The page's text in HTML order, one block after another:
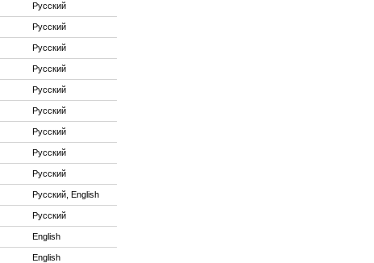
Русский
Русский
Русский
Русский
Русский
Русский
Русский
Русский
Русский
Русский, English
Русский
English
English